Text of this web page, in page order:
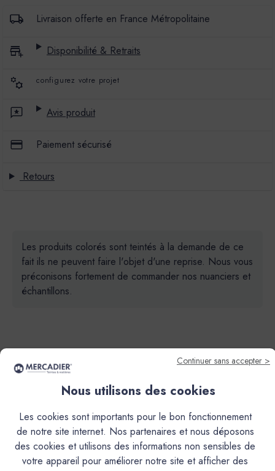
COULEUR
BASILE
COULEUR
BASILE
Livraison offerte en France Métropolitaine
Disponibilité & Retraits
configurez votre projet
Avis produit
Paiement sécurisé
Retours
Les produits colorés sont teintés à la demande de ce
fait ils ne peuvent faire l'objet d'une reprise. Nous vous
préconisons fortement de commander nos nuanciers et
échantillons.
Descriptif
Caractéristiques
Documentation Technique
Continuer sans accepter >
Nous utilisons des cookies
Les cookies sont importants pour le bon fonctionnement
de notre site internet. Nos partenaires et nous déposons
des cookies et utilisons des informations non sensibles de
votre appareil pour améliorer notre site et afficher des